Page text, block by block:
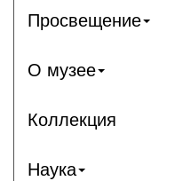
Просвещение
О музее
Коллекция
Наука